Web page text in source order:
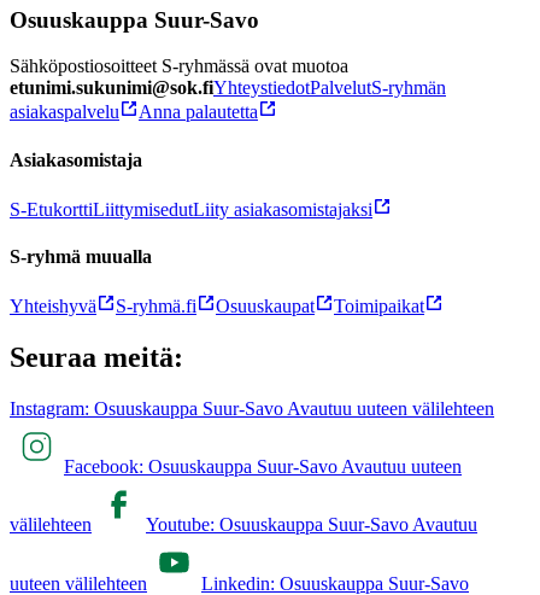
Osuuskauppa Suur-Savo
Sähköpostiosoitteet S-ryhmässä ovat muotoa
etunimi.sukunimi@sok.fiYhteystiedotPalvelutS-ryhmän
asiakaspalvelu
Anna palautetta
Asiakasomistaja
S-EtukorttiLiittymisedutLiity asiakasomistajaksi
S-ryhmä muualla
Yhteishyvä S-ryhmä.fi Osuuskaupat Toimipaikat
Seuraa meitä:
Instagram: Osuuskauppa Suur-Savo Avautuu uuteen välilehteen
Facebook: Osuuskauppa Suur-Savo Avautuu uuteen
välilehteen Youtube: Osuuskauppa Suur-Savo Avautuu
uuteen välilehteen Linkedin: Osuuskauppa Suur-Savo